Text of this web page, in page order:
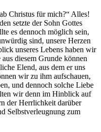
Christus für mich?“ Alles!
setzte der Sohn Gottes
es dennoch möglich sein,
sind, unsere Herzen
unseres Lebens haben wir
aus diesem Grunde können
Elend, aus dem er uns
wir zu ihm aufschauen,
und dennoch solche Liebe
wir denn im Hinblick auf
der Herrlichkeit darüber
Selbstverleugnung zum